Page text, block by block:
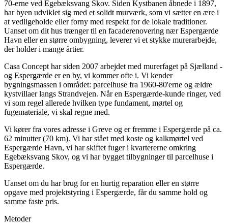
70-erne ved Egebæksvang Skov. Siden Kystbanen åbnede i 1897,
har byen udviklet sig med et solidt murværk, som vi sætter en ære i
at vedligeholde eller forny med respekt for de lokale traditioner.
Uanset om dit hus trænger til en facaderenovering nær Espergærde
Havn eller en større ombygning, leverer vi et stykke murerarbejde,
der holder i mange årtier.
Casa Concept har siden 2007 arbejdet med murerfaget på Sjælland -
og Espergærde er en by, vi kommer ofte i. Vi kender
bygningsmassen i området: parcelhuse fra 1960-80'erne og ældre
kystvillaer langs Strandvejen. Når en Espergærde-kunde ringer, ved
vi som regel allerede hvilken type fundament, mørtel og
fugemateriale, vi skal regne med.
Vi kører fra vores adresse i Greve og er fremme i Espergærde på ca.
62 minutter (70 km). Vi har stået med koste og kalkmørtel ved
Espergærde Havn, vi har skiftet fuger i kvartererne omkring
Egebæksvang Skov, og vi har bygget tilbygninger til parcelhuse i
Espergærde.
Uanset om du har brug for en hurtig reparation eller en større
opgave med projektstyring i Espergærde, får du samme hold og
samme faste pris.
Metoder